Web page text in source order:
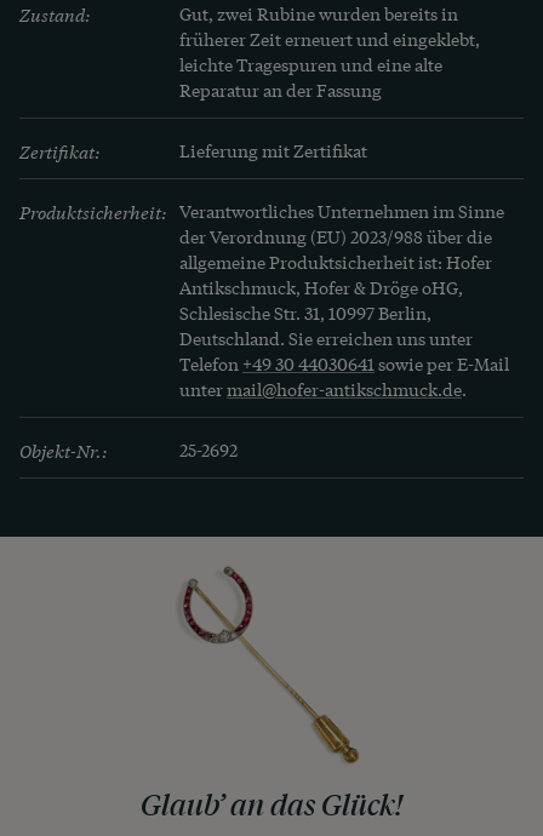
Zustand:
Gut, zwei Rubine wurden bereits in
früherer Zeit erneuert und eingeklebt,
leichte Tragespuren und eine alte
Reparatur an der Fassung
Zertifikat: Lieferung mit Zertifikat
Produktsicherheit: Verantwortliches Unternehmen im Sinne
der Verordnung (EU) 2023/988 über die
allgemeine Produktsicherheit ist: Hofer
Antikschmuck, Hofer & Dröge oHG,
Schlesische Str. 31, 10997 Berlin,
Deutschland. Sie erreichen uns unter
Telefon +49 30 44030641sowie per E-Mail
untermail@hofer-antikschmuck.de.
Objekt-Nr.: 25-2692
Glaub’ an das Glück!